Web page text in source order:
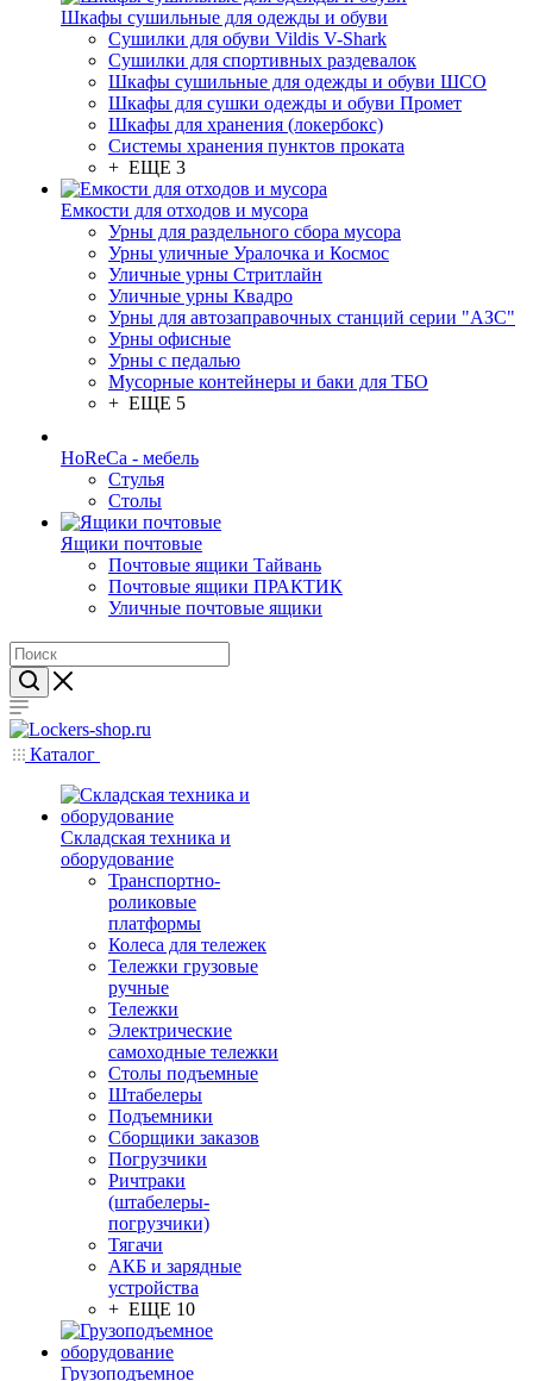
Шкафы сушильные для одежды и обуви
Сушилки для обуви Vildis V-Shark
Сушилки для спортивных раздевалок
Шкафы сушильные для одежды и обуви ШСО
Шкафы для сушки одежды и обуви Промет
Шкафы для хранения (локербокс)
Системы хранения пунктов проката
+ ЕЩЕ 3
Емкости для отходов и мусора
Урны для раздельного сбора мусора
Урны уличные Уралочка и Космос
Уличные урны Стритлайн
Уличные урны Квадро
Урны для автозаправочных станций серии "АЗС"
Урны офисные
Урны с педалью
Мусорные контейнеры и баки для ТБО
+ ЕЩЕ 5
HoReCa - мебель
Стулья
Столы
Ящики почтовые
Почтовые ящики Тайвань
Почтовые ящики ПРАКТИК
Уличные почтовые ящики
Каталог
Складская техника и
оборудование
Транспортно-
роликовые
платформы
Колеса для тележек
Тележки грузовые
ручные
Тележки
Электрические
самоходные тележки
Столы подъемные
Штабелеры
Подъемники
Сборщики заказов
Погрузчики
Ричтраки
(штабелеры-
погрузчики)
Тягачи
АКБ и зарядные
устройства
+ ЕЩЕ 10
Грузоподъемное